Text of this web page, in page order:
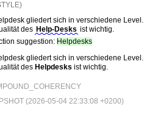
gliedert sich in verschiedene Level.
des Help-Desks ist wichtig.
suggestion: Helpdesks
gliedert sich in verschiedene Level.
des Helpdesks ist wichtig.
(2026-05-04 22:33:08 +0200)